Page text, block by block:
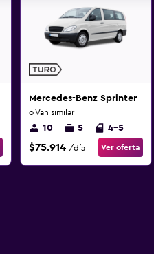
Mercedes-Benz Sprinter
o Van similar
10 5 4-5
$75.914 /día Ver oferta